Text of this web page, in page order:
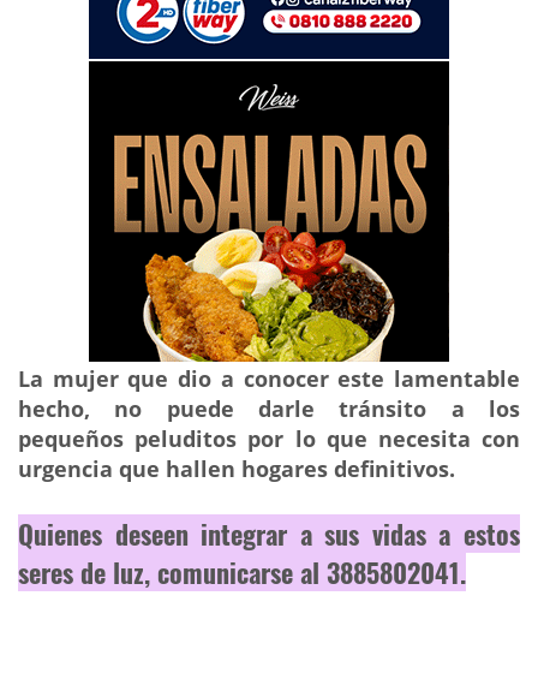
La mujer que dio a conocer este lamentable
hecho, no puede darle tránsito a los
pequeños peluditos por lo que necesita con
urgencia que hallen hogares definitivos.
Quienes deseen integrar a sus vidas a estos
seres de luz, comunicarse al 3885802041.